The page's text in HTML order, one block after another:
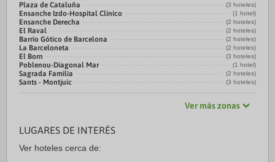
Plaza de Cataluña (3 hoteles)
Ensanche Izdo-Hospital Clínico (1 hotel)
Ensanche Derecha (2 hoteles)
El Raval (2 hoteles)
Barrio Gótico de Barcelona (2 hoteles)
La Barceloneta (2 hoteles)
El Born (3 hoteles)
Poblenou-Diagonal Mar (1 hotel)
Sagrada Familia (2 hoteles)
Sants - Montjuic (3 hoteles)
Ver más zonas
LUGARES DE INTERÉS
Ver hoteles cerca de: